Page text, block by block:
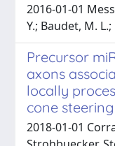
2016-01-01
Y.; Baudet, M.
Precursor
axons
locally
cone steering
2018-01-01